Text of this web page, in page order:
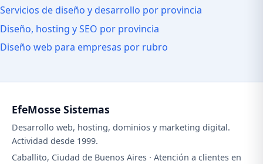
Servicios de diseño y desarrollo por provincia
Diseño, hosting y SEO por provincia
Diseño web para empresas por rubro
EfeMosse Sistemas
Desarrollo web, hosting, dominios y marketing digital.
Actividad desde 1999.
Caballito, Ciudad de Buenos Aires · Atención a clientes en